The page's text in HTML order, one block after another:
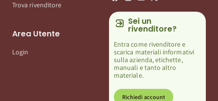
Trova rivenditore
Area Utente
Login
Sei un
rivenditore?
Entra come rivenditore e
scarica materiali informativi
sulla azienda, etichette,
manuali e tanto altro
materiale.
Richiedi account